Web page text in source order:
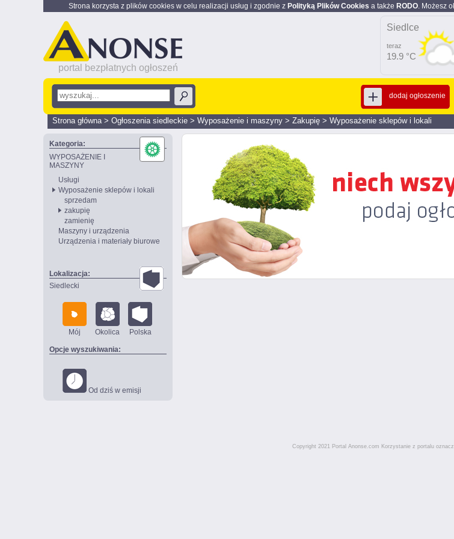
Strona korzysta z plików cookies w celu realizacji usług i zgodnie z Polityką Plików Cookies a także RODO. Możesz
portal bezpłatnych ogłoszeń
Siedlce
teraz
19.9 °C
dodaj ogłoszenie
Strona główna> Ogłoszenia siedleckie > Wyposażenie i maszyny > Zakupię > Wyposażenie sklepów i lokali
Kategoria:
WYPOSAŻENIE I
MASZYNY
Usługi
Wyposażenie sklepów i lokali
sprzedam
zakupię
zamienię
Maszyny i urządzenia
Urządzenia i materiały biurowe
Lokalizacja:
Siedlecki
Mój Okolica Polska
Opcje wyszukiwania:
Od dziś w emisji
Copyright 2021 Portal Anonse.com Korzystanie z portalu